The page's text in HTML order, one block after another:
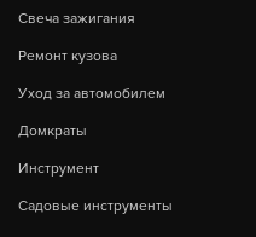
Свеча зажигания
Ремонт кузова
Уход за автомобилем
Домкраты
Инструмент
Садовые инструменты